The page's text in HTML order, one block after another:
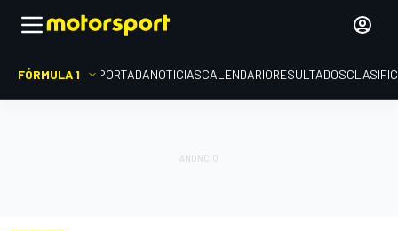
FÓRMULA 1 PORTADANOTICIASCALENDARIORESULTADOS